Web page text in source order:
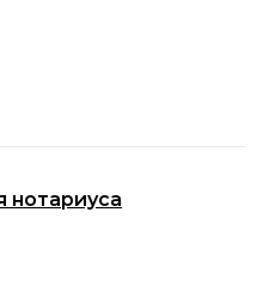
нотариуса